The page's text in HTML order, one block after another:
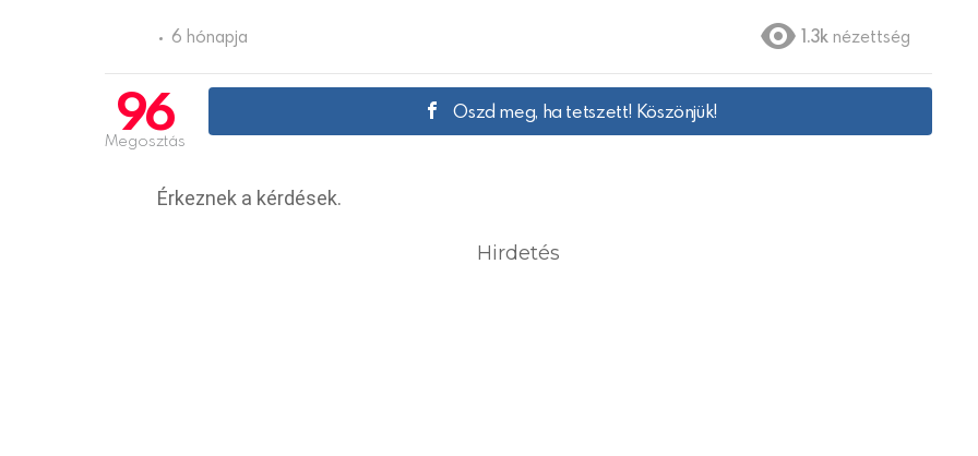
6 hónapja 1.3k nézettség
96
Megosztás
Oszd meg, ha tetszett! Köszönjük!
Érkeznek a kérdések.
Hirdetés